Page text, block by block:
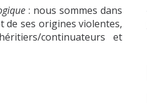
: nous sommes dans
ses origines violentes,
continuateurs et